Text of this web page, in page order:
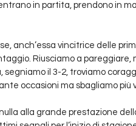
in partita, prendono in
anch’essa vincitrice delle
Riusciamo a
il 3-2, troviamo
occasioni ma sbagliamo più
alla grande prestazione